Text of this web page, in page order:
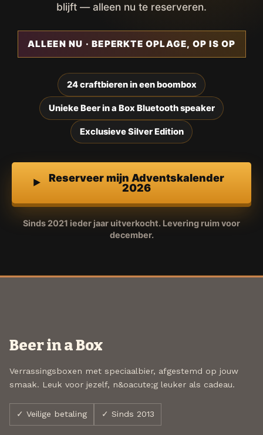
blijft — alleen nu te reserveren.
ALLEEN NU · BEPERKTE OPLAGE, OP IS OP
24 craftbieren in een boombox
Unieke Beer in a Box Bluetooth speaker
Exclusieve Silver Edition
Reserveer mijn Adventskalender
2026
Sinds 2021 ieder jaar uitverkocht. Levering ruim voor
december.
Beer in a Box
Verrassingsboxen met speciaalbier, afgestemd op jouw
smaak. Leuk voor jezelf, n&oacute;g leuker als cadeau.
✓ Veilige betaling ✓ Sinds 2013